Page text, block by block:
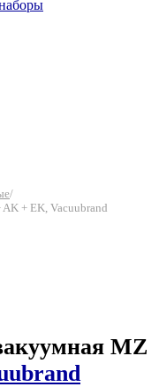
/
+ EK, Vacuubrand
MZ